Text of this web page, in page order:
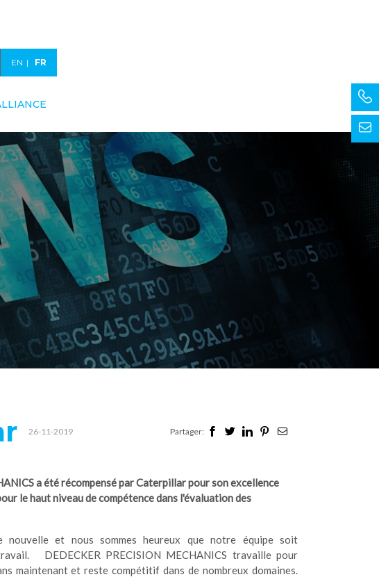
EN FR
26-11-2019 Partager:
a été récompensé par Caterpillar pour son excellence
le haut niveau de compétence dans l'évaluation des
nouvelle et nous sommes heureux que notre équipe soit
DEDECKER PRECISION MECHANICS travaille pour
maintenant et reste compétitif dans de nombreux domaines.